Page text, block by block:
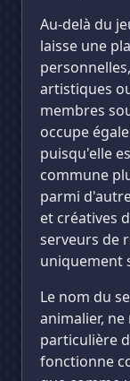
Au-delà du
laisse une
artistiques
membres
occupe
puisqu'elle
commune
parmi
et créatives
serveurs de
uniquement
Le nom du
animalier,
particulière
fonctionne